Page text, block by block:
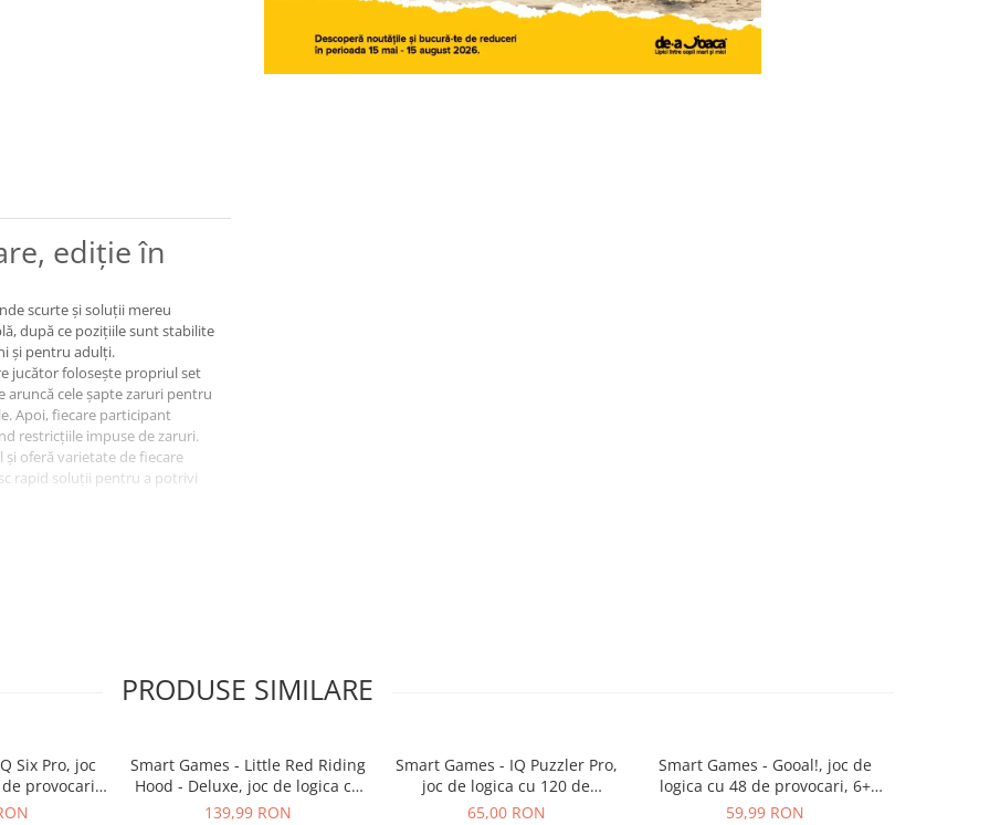
ediție în
scurte și soluții mereu
după ce pozițiile sunt stabilite
și pentru adulți.
jucător folosește propriul set
aruncă cele șapte zaruri pentru
Apoi, fiecare participant
restricțiile impuse de zaruri.
și oferă varietate de fiecare
rapid soluții pentru a potrivi
PRODUSE SIMILARE
Six Pro, joc
provocari,
Smart Games - Little Red Riding
Hood - Deluxe, joc de logica cu
48 de provocari, 4+ ani
139,99 RON
Smart Games - IQ Puzzler Pro,
joc de logica cu 120 de
provocari, 6+ ani
65,00 RON
Smart Games - Gooal!, joc de
logica cu 48 de provocari, 6+
ani
59,99 RON